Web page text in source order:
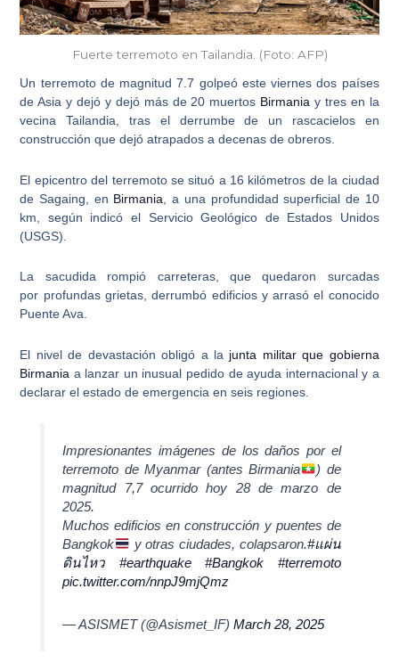
Fuerte terremoto en Tailandia. (Foto: AFP)
Un terremoto de magnitud 7.7 golpeó este viernes dos países
de Asia y dejó y dejó más de 20 muertos Birmania y tres en la
vecina Tailandia, tras el derrumbe de un rascacielos en
construcción que dejó atrapados a decenas de obreros.
El epicentro del terremoto se situó a 16 kilómetros de la ciudad
de Sagaing , en Birmania , a una profundidad superficial de 10
km, según indicó el Servicio Geológico de Estados Unidos
(USGS).
La sacudida rompió carreteras, que quedaron surcadas
por profundas grietas, derrumbó edificios y arrasó el conocido
Puente Ava.
El nivel de devastación obligó a la junta militar que gobierna
Birmania a lanzar un inusual pedido de ayuda internacional y a
declarar el estado de emergencia en seis regiones.
Impresionantes imágenes de los daños por el
terremoto de Myanmar (antes Birmania
) de
magnitud 7,7 ocurrido hoy 28 de marzo de
2025.
Muchos edificios en construcción y puentes de
Bangkok
y otras ciudades, colapsaron.#แผ่น
ดินไหว
#earthquake #Bangkok
#terremoto
pic.twitter.com/nnpJ9mjQmz
— ASISMET (@Asismet_IF)March 28, 2025